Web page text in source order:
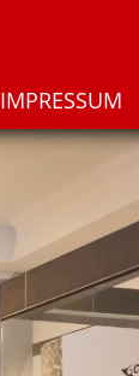
IMPRESSUM